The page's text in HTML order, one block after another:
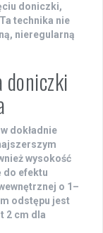
doniczki,
technika nie
nieregularną
doniczki
dokładnie
wysokość
do efektu
o 1–
odstępu jest
2 cm dla